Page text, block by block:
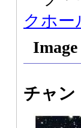
クホー
チャン